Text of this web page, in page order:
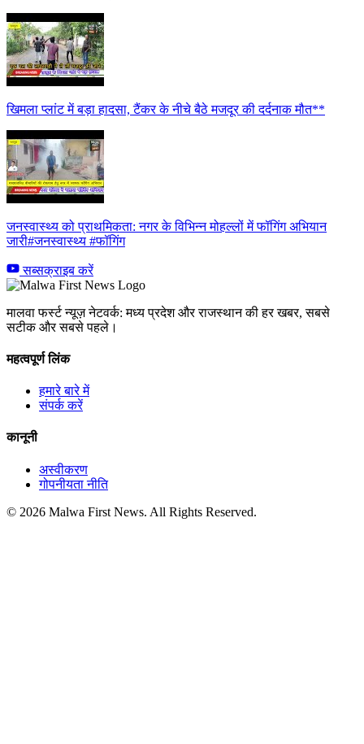
खिमला प्लांट में बड़ा हादसा, टैंकर के नीचे बैठे मजदूर की दर्दनाक मौत**
जनस्वास्थ्य को प्राथमिकता: नगर के विभिन्न मोहल्लों में फॉगिंग अभियान
जारी#जनस्वास्थ्य #फॉगिंग
सब्सक्राइब करें
मालवा फर्स्ट न्यूज़ नेटवर्क: मध्य प्रदेश और राजस्थान की हर खबर, सबसे
सटीक और सबसे पहले।
महत्वपूर्ण लिंक
हमारे बारे में
संपर्क करें
कानूनी
अस्वीकरण
गोपनीयता नीति
© 2026 Malwa First News. All Rights Reserved.